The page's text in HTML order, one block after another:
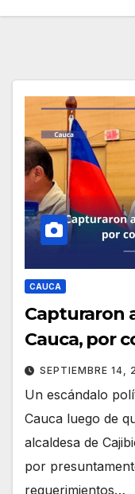
CAUCA
Capturaron
Cauca, por
SEPTIEMBRE 14,
Un escándalo
Cauca luego de
alcaldesa de
por
requerimientos…